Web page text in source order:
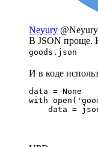
Neyury @Neyury
В JSON проще.
goods.json
И в коде
data = None
with
data =